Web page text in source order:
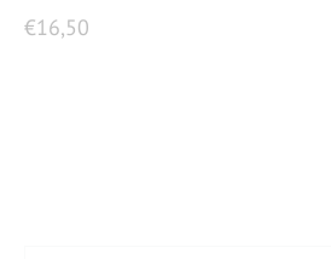
€16,50